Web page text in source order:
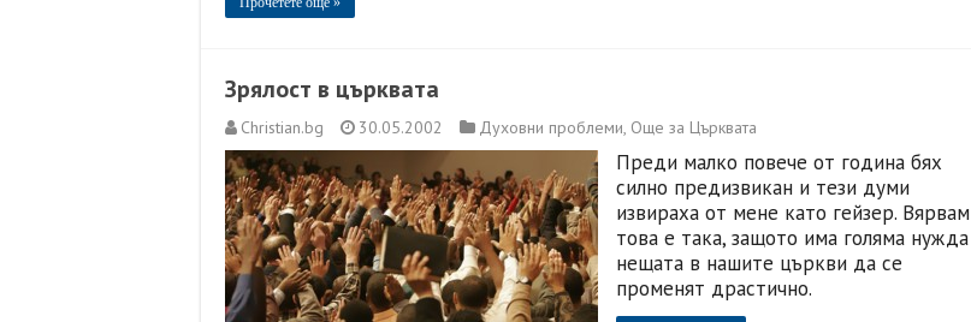
Зрялост в църквата
Christian.bg 30.05.2002 Духовни проблеми, Още за Църквата
Преди малко повече от година бях
силно предизвикан и тези думи
извираха от мене като гейзер. Вярвам
това е така, защото има голяма нужда
нещата в нашите църкви да се
променят драстично.